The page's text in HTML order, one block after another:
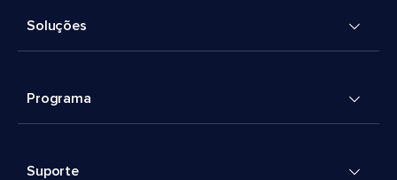
Soluções
Programa
Suporte